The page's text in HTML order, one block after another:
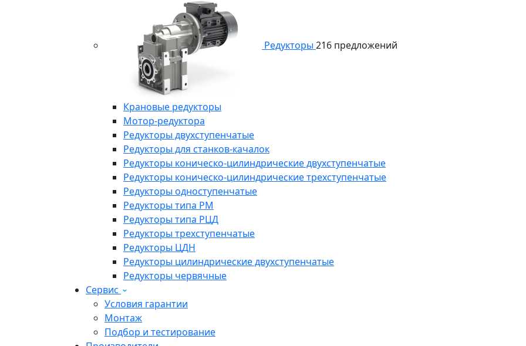
Редукторы 216 предложений
Крановые редукторы
Мотор-редуктора
Редукторы двухступенчатые
Редукторы для станков-качалок
Редукторы коническо-цилиндрические двухступенчатые
Редукторы коническо-цилиндрические трехступенчатые
Редукторы одноступенчатые
Редукторы типа РМ
Редукторы типа РЦД
Редукторы трехступенчатые
Редукторы ЦДН
Редукторы цилиндрические двухступенчатые
Редукторы червячные
Сервис
Условия гарантии
Монтаж
Подбор и тестирование